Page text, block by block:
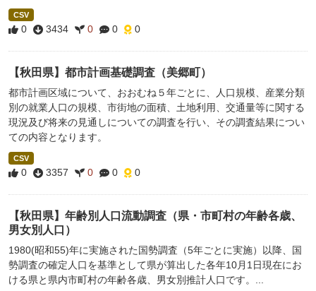
CSV
0 3434 0 0 0
【秋田県】都市計画基礎調査（美郷町）
都市計画区域について、おおむね５年ごとに、人口規模、産業分類
別の就業人口の規模、市街地の面積、土地利用、交通量等に関する
現況及び将来の見通しについての調査を行い、その調査結果につい
ての内容となります。
CSV
0 3357 0 0 0
【秋田県】年齢別人口流動調査（県・市町村の年齢各歳、
男女別人口）
1980(昭和55)年に実施された国勢調査（5年ごとに実施）以降、国
勢調査の確定人口を基準として県が算出した各年10月1日現在にお
ける県と県内市町村の年齢各歳、男女別推計人口です。...